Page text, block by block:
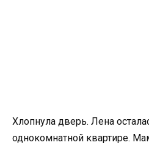
Хлопнула дверь. Лена
однокомнатной квартире.